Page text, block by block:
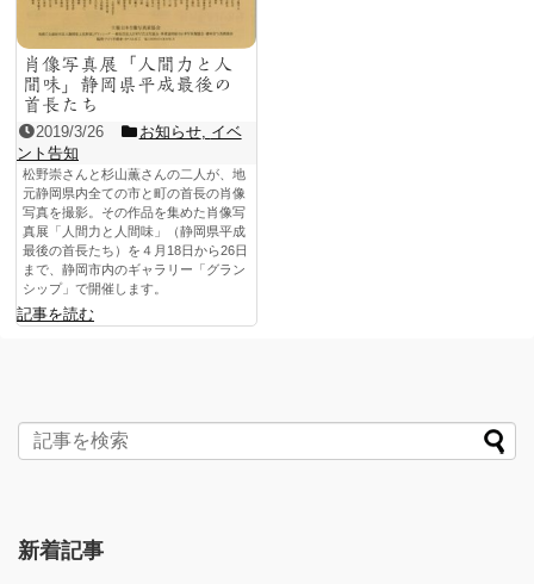
肖像写真展「人間力と人
間味」静岡県平成最後の
首長たち
2019/3/26 お知らせ, イベ
ント告知
松野崇さんと杉山薫さんの二人が、地
元静岡県内全ての市と町の首長の肖像
写真を撮影。その作品を集めた肖像写
真展「人間力と人間味」（静岡県平成
最後の首長たち）を４月18日から26日
まで、静岡市内のギャラリー「グラン
シップ」で開催します。
記事を読む
新着記事